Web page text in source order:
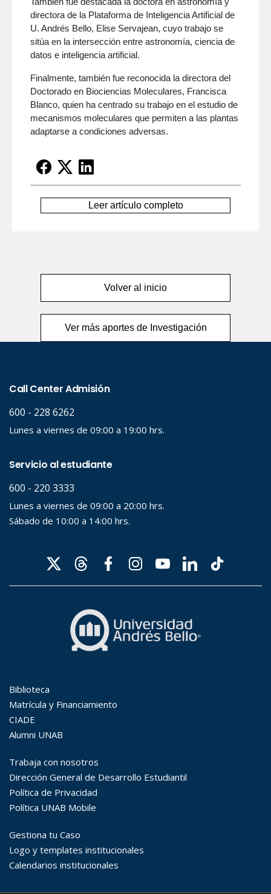
directora de la Plataforma de Inteligencia Artificial de
U. Andrés Bello, Elise Servajean, cuyo trabajo se
sitúa en la intersección entre astronomía, ciencia de
datos e inteligencia artificial.
Finalmente, también fue reconocida la directora del
Doctorado en Biociencias Moleculares, Francisca
Blanco, quien ha centrado su trabajo en el estudio de
mecanismos moleculares que permiten a las plantas
adaptarse a condiciones adversas.
Leer artículo completo
Volver al inicio
Ver más aportes de Investigación